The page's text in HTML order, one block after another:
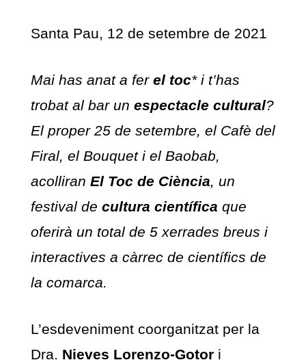
Santa Pau, 12 de setembre de 2021
Mai has anat a fer el toc* i t’has
trobat al bar un espectacle cultural?
El proper 25 de setembre, el Cafè del
Firal, el Bouquet i el Baobab,
acolliran El Toc de Ciència, un
festival de cultura científica que
oferirà un total de 5 xerrades breus i
interactives a càrrec de científics de
la comarca.
L’esdeveniment coorganitzat per la
Dra. Nieves Lorenzo-Gotori